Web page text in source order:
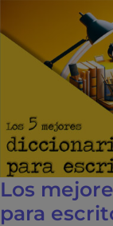
Los
para